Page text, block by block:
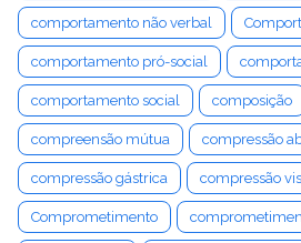
comportamento não verbal
comportamento pró-social
comportamento social composição
compreensão mútua compressão
compressão gástrica compressão
Comprometimento